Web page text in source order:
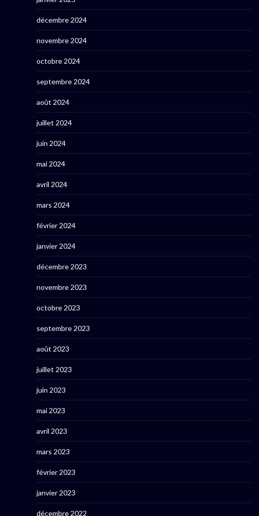
décembre 2024
novembre 2024
octobre 2024
septembre 2024
août 2024
juillet 2024
juin 2024
mai 2024
avril 2024
mars 2024
février 2024
janvier 2024
décembre 2023
novembre 2023
octobre 2023
septembre 2023
août 2023
juillet 2023
juin 2023
mai 2023
avril 2023
mars 2023
février 2023
janvier 2023
décembre 2022